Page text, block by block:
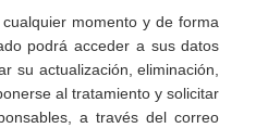
momento y de forma
podrá acceder a sus datos
su actualización, eliminación,
al tratamiento y solicitar
a través del correo